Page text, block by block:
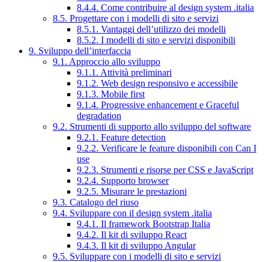
8.4.4. Come contribuire al design system .italia
8.5. Progettare con i modelli di sito e servizi
8.5.1. Vantaggi dell’utilizzo dei modelli
8.5.2. I modelli di sito e servizi disponibili
9. Sviluppo dell’interfaccia
9.1. Approccio allo sviluppo
9.1.1. Attività preliminari
9.1.2. Web design responsivo e accessibile
9.1.3. Mobile first
9.1.4. Progressive enhancement e Graceful
degradation
9.2. Strumenti di supporto allo sviluppo del software
9.2.1. Feature detection
9.2.2. Verificare le feature disponibili con Can I
use
9.2.3. Strumenti e risorse per CSS e JavaScript
9.2.4. Supporto browser
9.2.5. Misurare le prestazioni
9.3. Catalogo del riuso
9.4. Sviluppare con il design system .italia
9.4.1. Il framework Bootstrap Italia
9.4.2. Il kit di sviluppo React
9.4.3. Il kit di sviluppo Angular
9.5. Sviluppare con i modelli di sito e servizi